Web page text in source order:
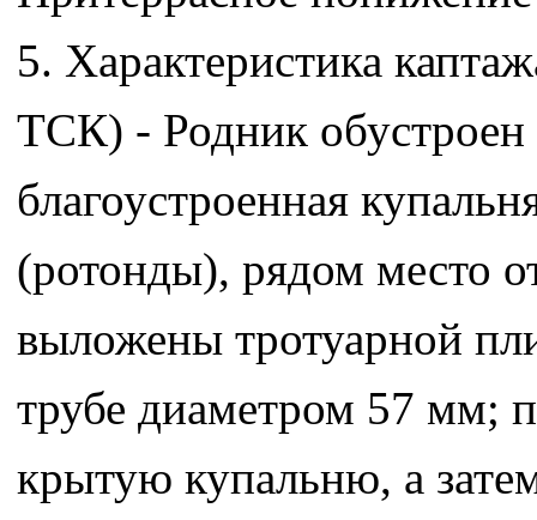
5. Характеристика
ТСК) - Родник обустроен
благоустроенная
(ротонды), рядом место
выложены тротуарной
трубе диаметром 57 мм;
крытую купальню, а